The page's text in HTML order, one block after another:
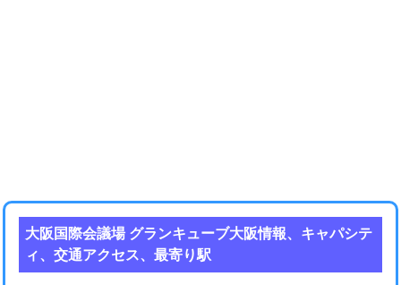
大阪国際会議場 グランキューブ大阪情報、キャパシテ
ィ、交通アクセス、最寄り駅